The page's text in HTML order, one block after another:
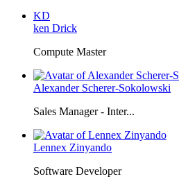
KD
ken Drick
Compute Master
Alexander Scherer-Sokolowski
Sales Manager - Inter...
Lennex Zinyando
Software Developer